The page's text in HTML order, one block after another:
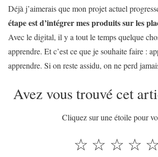
Déjà j’aimerais que mon projet actuel
étape est d’intégrer mes produits sur les
Avec le digital, il y a tout le temps quelque
apprendre. Et c’est ce que je souhaite faire :
apprendre. Si on reste assidu, on ne perd
Avez vous trouvé cet
Cliquez sur une étoile pour
☆
☆
☆
☆
☆